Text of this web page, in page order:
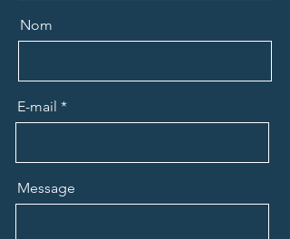
Nom
E-mail
Message